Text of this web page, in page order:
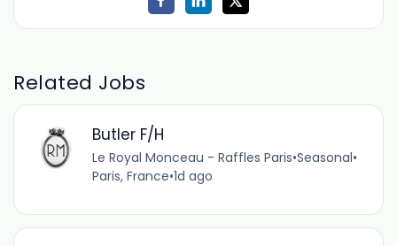
Related Jobs
Butler F/H
Le Royal Monceau - Raffles Paris•Seasonal•
Paris, France•1d ago